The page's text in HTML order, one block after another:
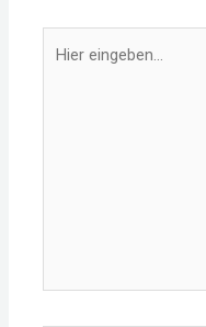
eingeben…